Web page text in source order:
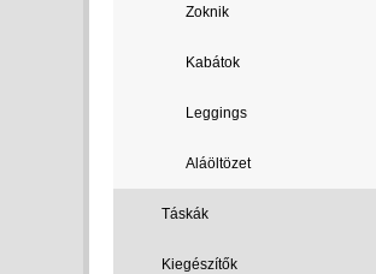
Zoknik
Kabátok
Leggings
Aláöltözet
Táskák
Kiegészítők